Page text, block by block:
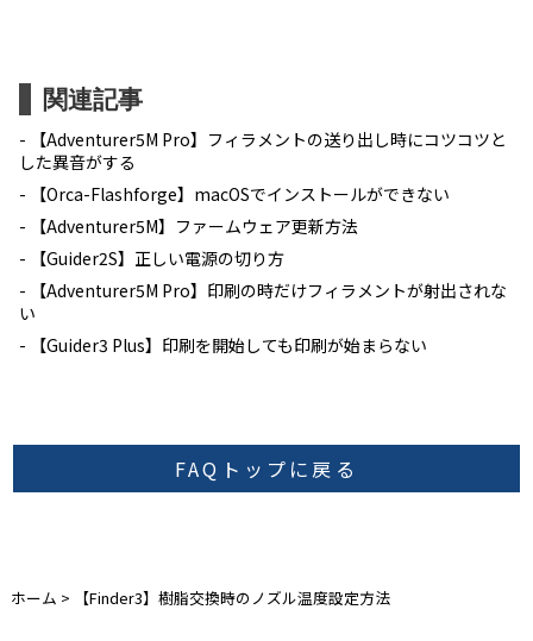
関連記事
【Adventurer5M Pro】フィラメントの送り出し時にコツコツと
した異音がする
【Orca-Flashforge】macOSでインストールができない
【Adventurer5M】ファームウェア更新方法
【Guider2S】正しい電源の切り方
【Adventurer5M Pro】印刷の時だけフィラメントが射出されな
い
【Guider3 Plus】印刷を開始しても印刷が始まらない
FAQトップに戻る
ホーム > 【Finder3】樹脂交換時のノズル温度設定方法